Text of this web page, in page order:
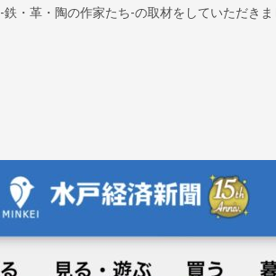
-鉄・革・陶の作家たち-の取材をしていただきま